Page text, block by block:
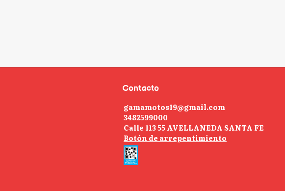
Contacto
gamamotos19@gmail.com
3482599000
Calle 113 55 AVELLANEDA SANTA FE
Botón de arrepentimiento